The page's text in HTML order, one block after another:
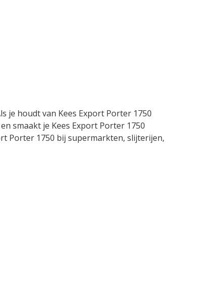
je houdt van Kees Export Porter 1750
smaakt je Kees Export Porter 1750
Porter 1750 bij supermarkten, slijterijen,